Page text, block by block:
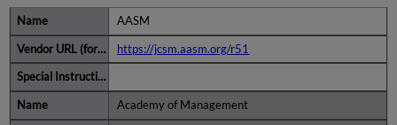
AASM
https://jcsm.aasm.org/r51
Academy of Management